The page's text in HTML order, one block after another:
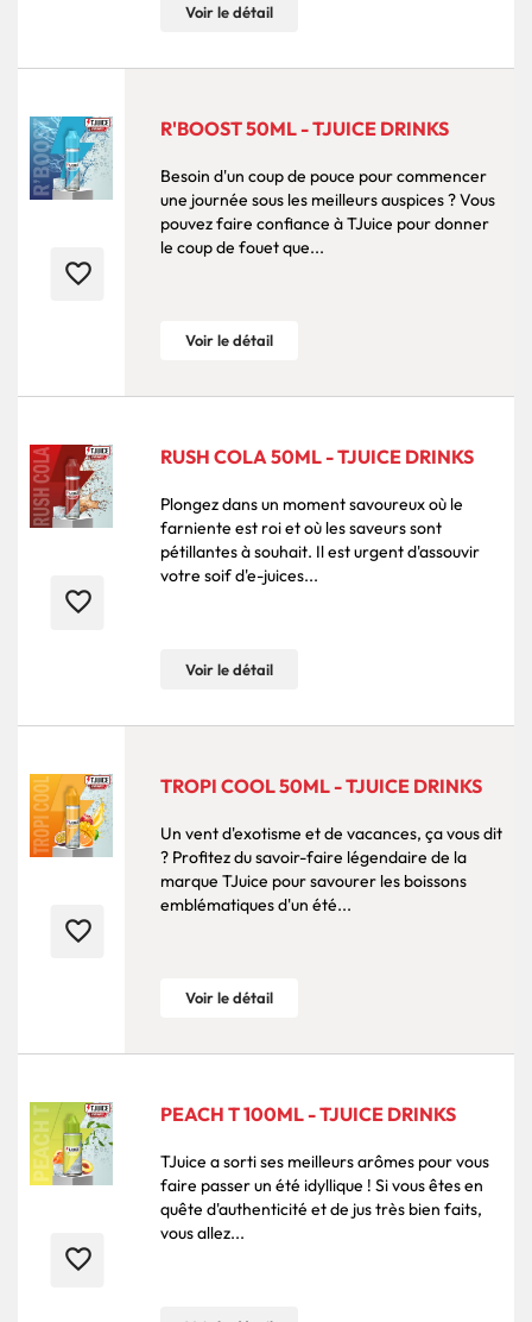
Voir le détail
favorite_border
R'BOOST 50ML - TJUICE DRINKS
Besoin d'un coup de pouce pour commencer
une journée sous les meilleurs auspices ? Vous
pouvez faire confiance à TJuice pour donner
le coup de fouet que...
Voir le détail
favorite_border
RUSH COLA 50ML - TJUICE DRINKS
Plongez dans un moment savoureux où le
farniente est roi et où les saveurs sont
pétillantes à souhait. Il est urgent d'assouvir
votre soif d'e-juices...
Voir le détail
favorite_border
TROPI COOL 50ML - TJUICE DRINKS
Un vent d'exotisme et de vacances, ça vous dit
? Profitez du savoir-faire légendaire de la
marque TJuice pour savourer les boissons
emblématiques d'un été...
Voir le détail
favorite_border
PEACH T 100ML - TJUICE DRINKS
TJuice a sorti ses meilleurs arômes pour vous
faire passer un été idyllique ! Si vous êtes en
quête d'authenticité et de jus très bien faits,
vous allez...